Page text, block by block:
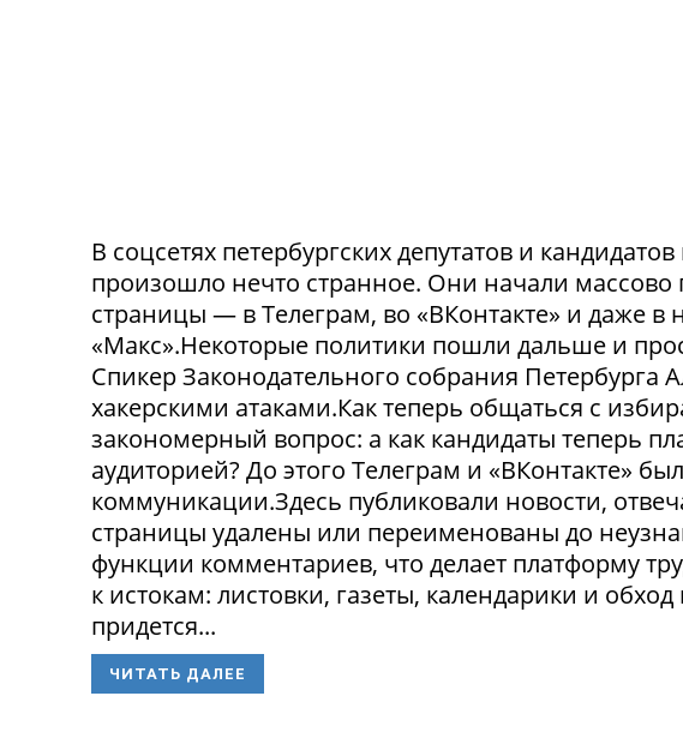
В соцсетях петербургских депутатов и
произошло нечто странное. Они начали массово
страницы — в Телеграм, во «ВКонтакте» и даже
«Макс».Некоторые политики пошли дальше и
Спикер Законодательного собрания Петербурга
хакерскими атаками.Как теперь общаться с
закономерный вопрос: а как кандидаты теперь
аудиторией? До этого Телеграм и «ВКонтакте»
коммуникации.Здесь публиковали новости,
страницы удалены или переименованы до
функции комментариев, что делает платформу
к истокам: листовки, газеты, календарики и
придется...
ЧИТАТЬ ДАЛЕЕ